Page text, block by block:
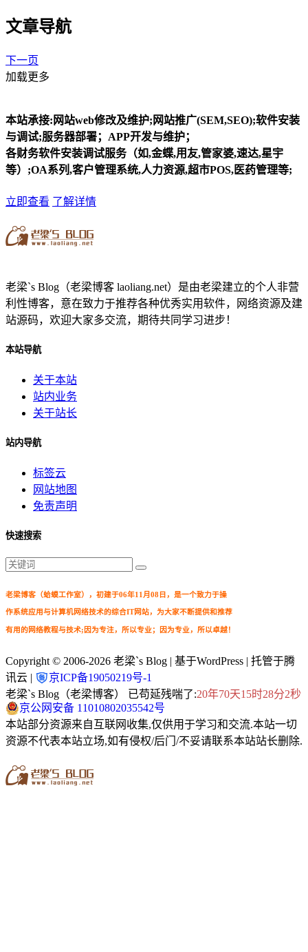
文章导航
下一页
加载更多
本站承接:网站web修改及维护;网站推广(SEM,SEO);软件安装
与调试;服务器部署；APP开发与维护；
各财务软件安装调试服务（如,金蝶,用友,管家婆,速达,星宇
等）;OA系列,客户管理系统,人力资源,超市POS,医药管理等;
立即查看 了解详情
老梁`s Blog（老梁博客 laoliang.net）是由老梁建立的个人非营
利性博客，意在致力于推荐各种优秀实用软件，网络资源及建
站源码，欢迎大家多交流，期待共同学习进步！
本站导航
关于本站
站内业务
关于站长
站内导航
标签云
网站地图
免责声明
快速搜索
老梁博客（蛤蟆工作室），初建于06年11月08日，是一个致力于操
作系统应用与计算机网络技术的综合IT网站，为大家不断提供和推荐
有用的网络教程与技术;因为专注，所以专业；因为专业，所以卓越！
Copyright © 2006-2026 老梁`s Blog | 基于WordPress | 托管于腾
讯云 |
京ICP备19050219号-1
老梁`s Blog（老梁博客） 已苟延残喘了:20年70天15时28分3秒
京公网安备 11010802035542号
本站部分资源来自互联网收集,仅供用于学习和交流.本站一切
资源不代表本站立场,如有侵权/后门/不妥请联系本站站长删除.